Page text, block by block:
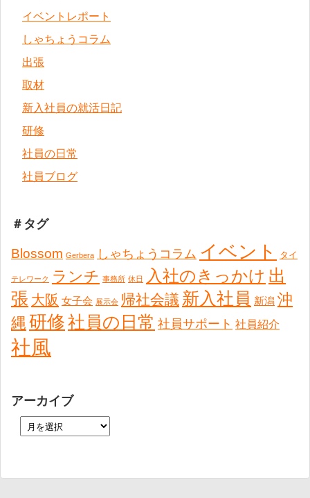
イベントレポート
しゃちょうコラム
出張
取材
新入社員の就活日記
研修
社員の日常
社員ブログ
＃タグ
Blossom Gerbera しゃちょうコラム イベント タイ
テレワーク ランチ 事務所 休日 入社のきっかけ 出
張 大阪 女子会 展示会 帰社会議 新入社員 新潟 沖
縄 研修社員の日常 社員サポート 社員紹介
社風
アーカイブ